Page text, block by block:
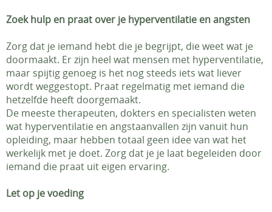
Zoek hulp en praat over je hyperventilatie en angsten
Zorg dat je iemand hebt die je begrijpt, die weet wat je
doormaakt. Er zijn heel wat mensen met hyperventilatie,
maar spijtig genoeg is het nog steeds iets wat liever
wordt weggestopt. Praat regelmatig met iemand die
hetzelfde heeft doorgemaakt.
De meeste therapeuten, dokters en specialisten weten
wat hyperventilatie en angstaanvallen zijn vanuit hun
opleiding, maar hebben totaal geen idee van wat het
werkelijk met je doet. Zorg dat je je laat begeleiden door
iemand die praat uit eigen ervaring.
Let op je voeding